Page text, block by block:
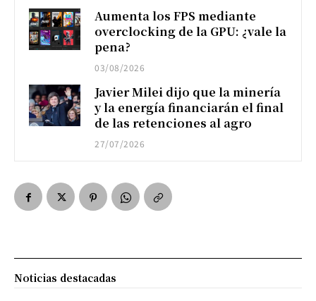
Aumenta los FPS mediante
overclocking de la GPU: ¿vale la
pena?
03/08/2026
Javier Milei dijo que la minería
y la energía financiarán el final
de las retenciones al agro
27/07/2026
Noticias destacadas